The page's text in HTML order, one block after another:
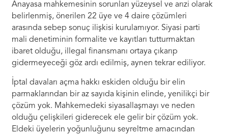
Anayasa mahkemesinin sorunları yüzeysel ve arızi olarak
belirlenmiş, önerilen 22 üye ve 4 daire çözümleri
arasında sebep sonuç ilişkisi kurulamıyor. Siyasi parti
mali denetiminin formalite ve kayıtları tutturmaktan
ibaret olduğu, illegal finansmanı ortaya çıkarıp
gidermeyeceği göz ardı edilmiş, aynen tekrar ediliyor.
İptal davaları açma hakkı eskiden olduğu bir elin
parmaklarından bir az sayıda kişinin elinde, yenilikçi bir
çözüm yok. Mahkemedeki siyasallaşmayı ve neden
olduğu çelişkileri giderecek ele gelir bir çözüm yok.
Eldeki üyelerin yoğunluğunu seyreltme amacından